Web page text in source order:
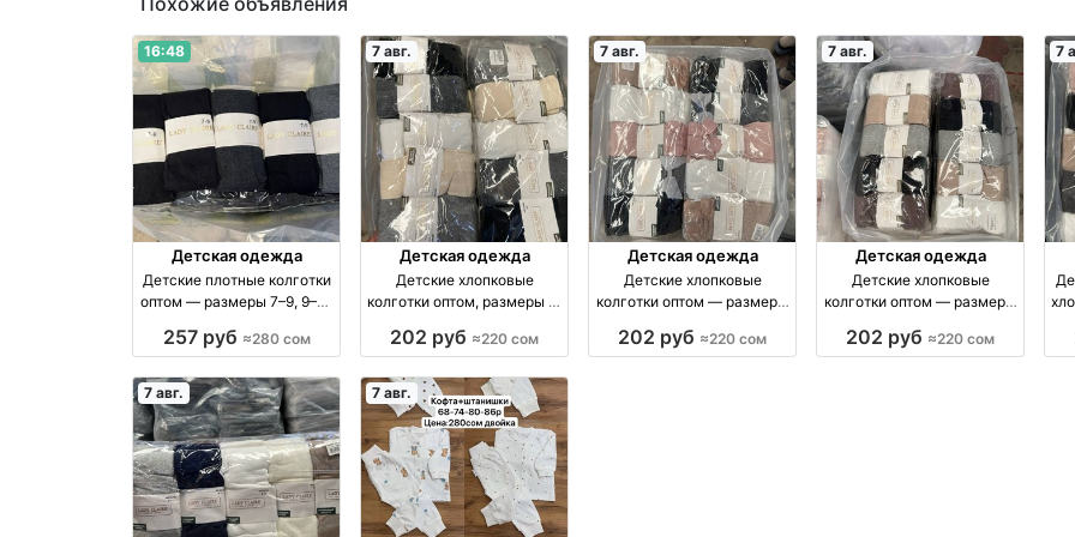
16:48
Детская одежда
Детские плотные колготки
оптом — размеры 7–9, 9–11,
Россия
257 руб ≈280 сом
7 авг.
Детская одежда
Детские хлопковые
колготки оптом, размеры 1–
оптом производство
202 руб ≈220 сом
7 авг.
Детская одежда
Детские хлопковые
колготки оптом — размеры
оптом
202 руб ≈220 сом
7 авг.
Детская одежда
Детские хлопковые
колготки оптом — размеры
оптом производство
202 руб ≈220 сом
7
7 авг. 7 авг.